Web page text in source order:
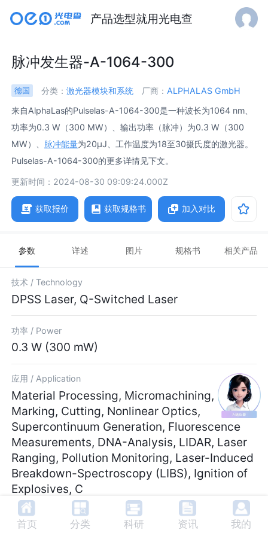
产品选型就用光电查
脉冲发生器-A-1064-300
德国 分类： 激光器模块和系统 厂商： ALPHALAS GmbH
来自AlphaLas的Pulselas-A-1064-300是一种波长为1064 nm、
功率为0.3 W（300 MW）、输出功率（脉冲）为0.3 W（300
MW）、 脉冲能量为20µJ、工作温度为18至30摄氏度的激光器。
Pulselas-A-1064-300的更多详情见下文。
更新时间：2024-08-30 09:09:24.000Z
获取报价 获取规格书 加入对比
参数 详述 图片 规格书 相关产品
技术 /Technology
DPSS Laser, Q-Switched Laser
功率 / Power
0.3 W (300 mW)
应用 / Application
Material Processing, Micromachining,
Marking, Cutting, Nonlinear Optics,
Supercontinuum Generation, Fluorescence
Measurements, DNA-Analysis, LIDAR, Laser
Ranging, Pollution Monitoring, Laser-Induced
Breakdown-Spectroscopy (LIBS), Ignition of
Explosives, C
横模 /Transverse Mode
首页 分类 科研 资讯 我的